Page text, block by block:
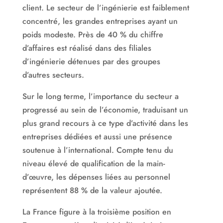
client. Le secteur de l’ingénierie est faiblement
concentré, les grandes entreprises ayant un
poids modeste. Près de 40 % du chiffre
d’affaires est réalisé dans des filiales
d’ingénierie détenues par des groupes
d’autres secteurs.
Sur le long terme, l’importance du secteur a
progressé au sein de l’économie, traduisant un
plus grand recours à ce type d’activité dans les
entreprises dédiées et aussi une présence
soutenue à l’international. Compte tenu du
niveau élevé de qualification de la main-
d’œuvre, les dépenses liées au personnel
représentent 88 % de la valeur ajoutée.
La France figure à la troisième position en